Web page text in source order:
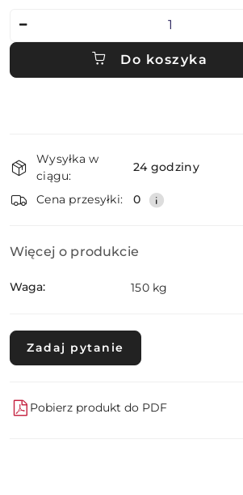
Do koszyka
i
dostawa
Wysyłka w
ciągu:
24 godziny
Cena przesyłki: 0
Więcej o produkcie
Waga: 150 kg
Zadaj pytanie
Pobierz produkt do PDF